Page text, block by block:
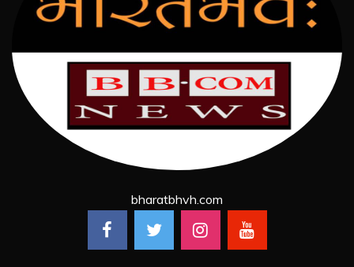
bharatbhvh.com